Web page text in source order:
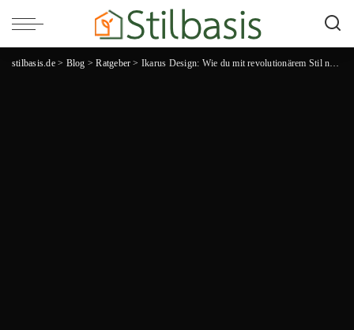
stilbasis.de> Blog >Ratgeber > Ikarus Design: Wie du mit revolutionärem Stil neue Höhen erreichst